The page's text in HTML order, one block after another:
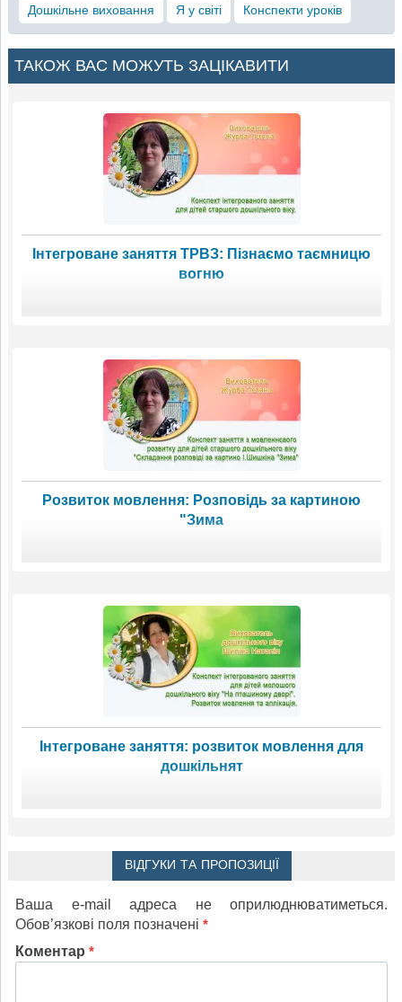
Дошкільне виховання Я у світі Конспекти уроків
ТАКОЖ ВАС МОЖУТЬ ЗАЦІКАВИТИ
Інтегроване заняття ТРВЗ: Пізнаємо таємницю
вогню
Розвиток мовлення: Розповідь за картиною
"Зима
Інтегроване заняття: розвиток мовлення для
дошкільнят
ВІДГУКИ ТА ПРОПОЗИЦІЇ
Ваша e-mail адреса не оприлюднюватиметься.
Обов’язкові поля позначені *
Коментар *